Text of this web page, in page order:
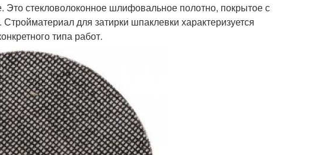
Это стекловолоконное шлифовальное полотно, покрытое с
для затирки шпаклевки характеризуется
типа работ.